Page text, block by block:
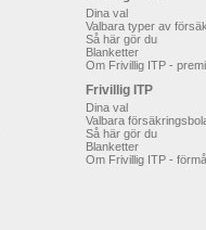
Dina val
Valbara typer av
Så här gör du
Blanketter
Om Frivillig ITP -
Frivillig ITP
Dina val
Valbara
Så här gör du
Blanketter
Om Frivillig ITP -